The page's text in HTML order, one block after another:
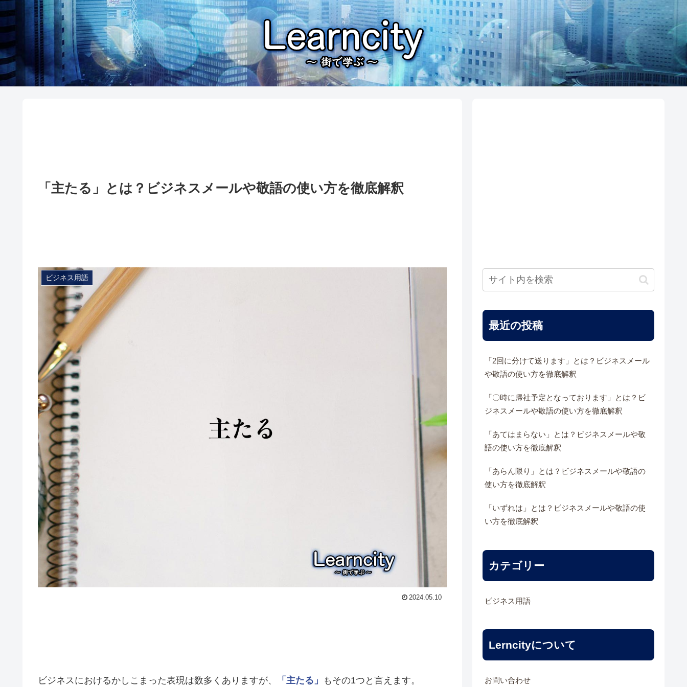
「主たる」とは？ビジネスメールや敬語の使い方を徹底解釈
ビジネス用語
2024.05.10
ビジネスにおけるかしこまった表現は数多くありますが、 「主たる」 もその1つと言えます。
最近の投稿
「2回に分けて送ります」とは？ビジネスメール
や敬語の使い方を徹底解釈
「〇時に帰社予定となっております」とは？ビ
ジネスメールや敬語の使い方を徹底解釈
「あてはまらない」とは？ビジネスメールや敬
語の使い方を徹底解釈
「あらん限り」とは？ビジネスメールや敬語の
使い方を徹底解釈
「いずれは」とは？ビジネスメールや敬語の使
い方を徹底解釈
カテゴリー
ビジネス用語
Lerncityについて
お問い合わせ